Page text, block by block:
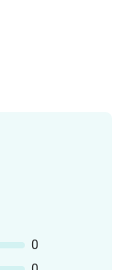
0